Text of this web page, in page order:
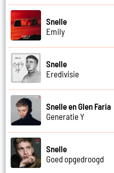
Snelle
Emily
Snelle
Eredivisie
Snelle en Glen Faria
Generatie Y
Snelle
Goed opgedroogd